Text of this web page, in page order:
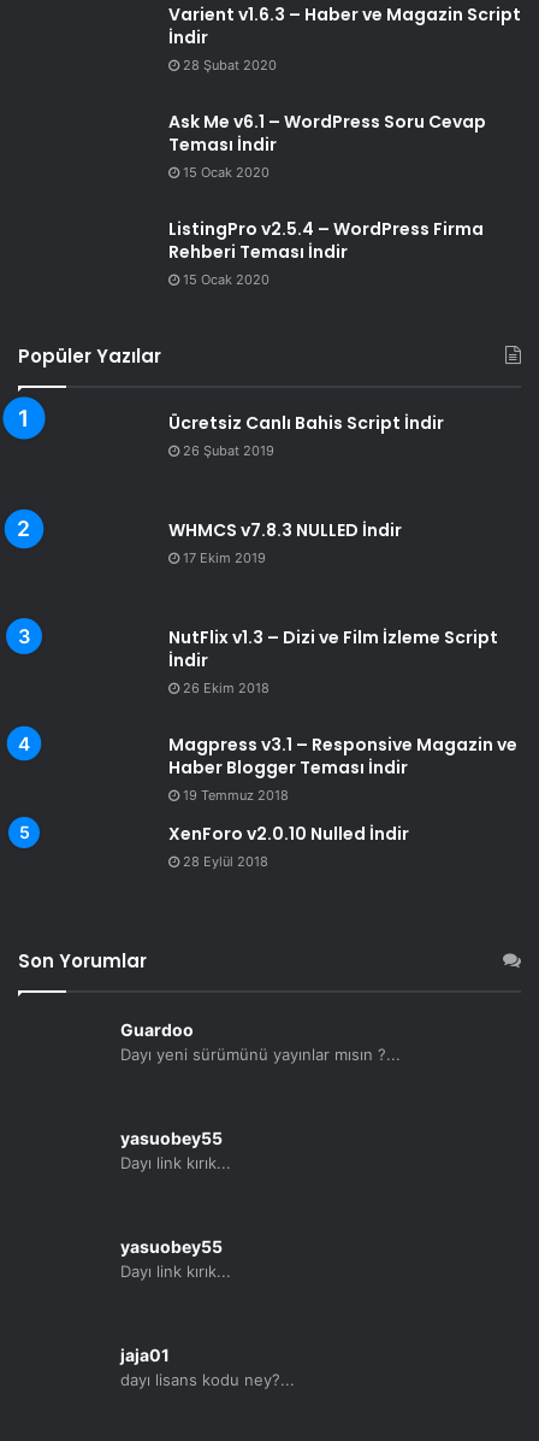
Varient v1.6.3 – Haber ve Magazin Script
İndir
28 Şubat 2020
Ask Me v6.1 – WordPress Soru Cevap
Teması İndir
15 Ocak 2020
ListingPro v2.5.4 – WordPress Firma
Rehberi Teması İndir
15 Ocak 2020
Popüler Yazılar
Ücretsiz Canlı Bahis Script İndir
26 Şubat 2019
WHMCS v7.8.3 NULLED İndir
17 Ekim 2019
NutFlix v1.3 – Dizi ve Film İzleme Script
İndir
26 Ekim 2018
Magpress v3.1 – Responsive Magazin ve
Haber Blogger Teması İndir
19 Temmuz 2018
XenForo v2.0.10 Nulled İndir
28 Eylül 2018
Son Yorumlar
Guardoo
Dayı yeni sürümünü yayınlar mısın ?...
yasuobey55
Dayı link kırık...
yasuobey55
Dayı link kırık...
jaja01
dayı lisans kodu ney?...